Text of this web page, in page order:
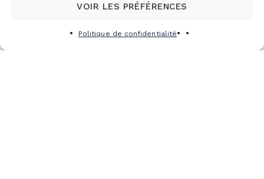
VOIR LES PRÉFÉRENCES
Politique de confidentialité
trouverez des parcs adaptés à la fois aux